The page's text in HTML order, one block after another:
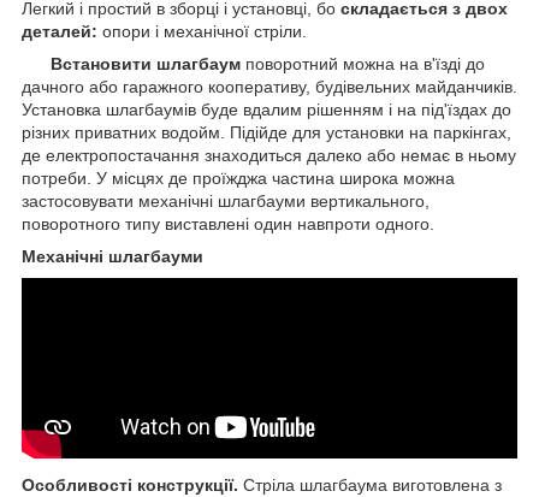
Легкий і простий в зборці і установці, бо складається з двох
деталей: опори і механічної стріли.
Встановити шлагбаум поворотний можна на в'їзді до
дачного або гаражного кооперативу, будівельних майданчиків.
Установка шлагбаумів буде вдалим рішенням і на під'їздах до
різних приватних водойм. Підійде для установки на паркінгах,
де електропостачання знаходиться далеко або немає в ньому
потреби. У місцях де проїжджа частина широка можна
застосовувати механічні шлагбауми вертикального,
поворотного типу виставлені один навпроти одного.
Механічні шлагбауми
Особливості конструкції. Стріла шлагбаума виготовлена з